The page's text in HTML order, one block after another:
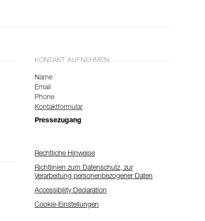
KONTAKT AUFNEHMEN
Name
Email
Phone
Kontaktformular
Pressezugang
Rechtliche Hinweise
Richtlinien zum Datenschutz, zur
Verarbeitung personenbezogener Daten
Accessibility Declaration
Cookie-Einstellungen